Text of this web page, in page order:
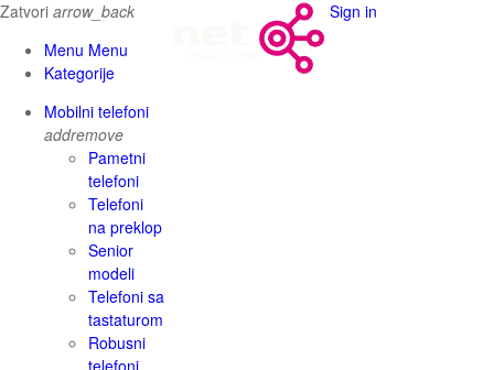
Zatvori arrow_back
Menu Menu
Kategorije
Mobilni telefoni
addremove
Pametni
telefoni
Telefoni
na preklop
Senior
modeli
Telefoni sa
tastaturom
Robusni
telefoni
Sign in